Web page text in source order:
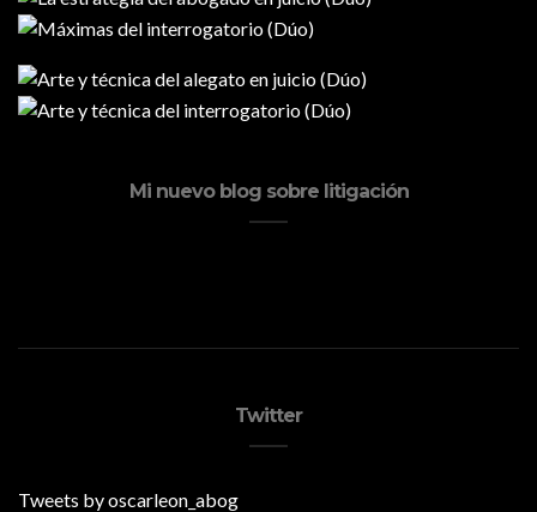
Mi nuevo blog sobre litigación
Twitter
Tweets by oscarleon_abog